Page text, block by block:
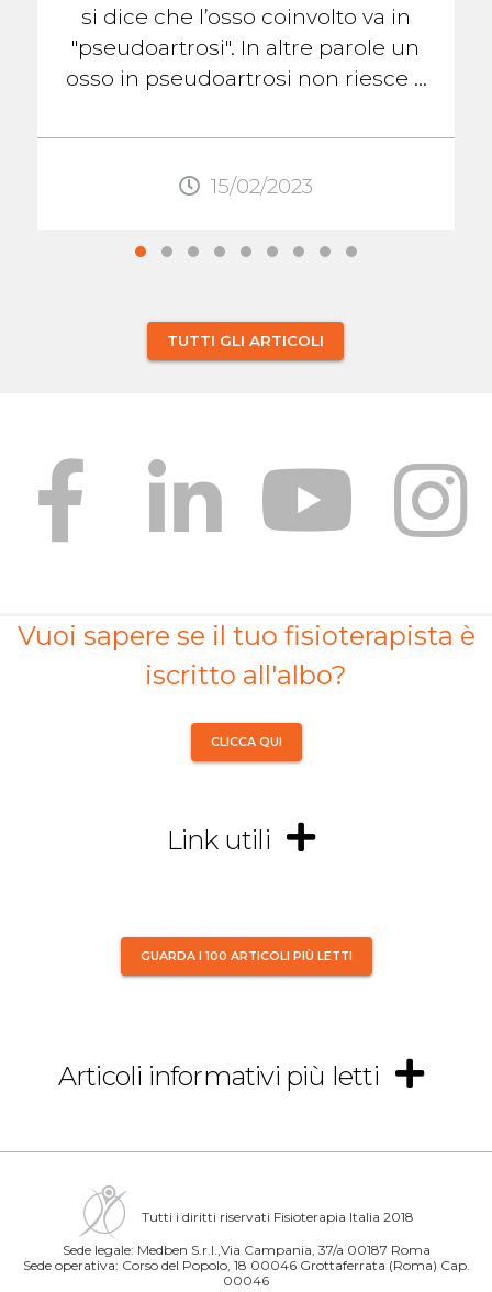
si dice che l’osso coinvolto va in
"pseudoartrosi". In altre parole un
osso in pseudoartrosi non riesce a
...
15/02/2023
TUTTI GLI ARTICOLI
Vuoi sapere se il tuo fisioterapista è
iscritto all'albo?
CLICCA QUI
Link utili
GUARDA I 100 ARTICOLI PIÙ LETTI
Articoli informativi più letti
Tutti i diritti riservati Fisioterapia Italia 2018
Sede legale: Medben S.r.l.,Via Campania, 37/a 00187 Roma
Sede operativa: Corso del Popolo, 18 00046 Grottaferrata (Roma) Cap.
00046